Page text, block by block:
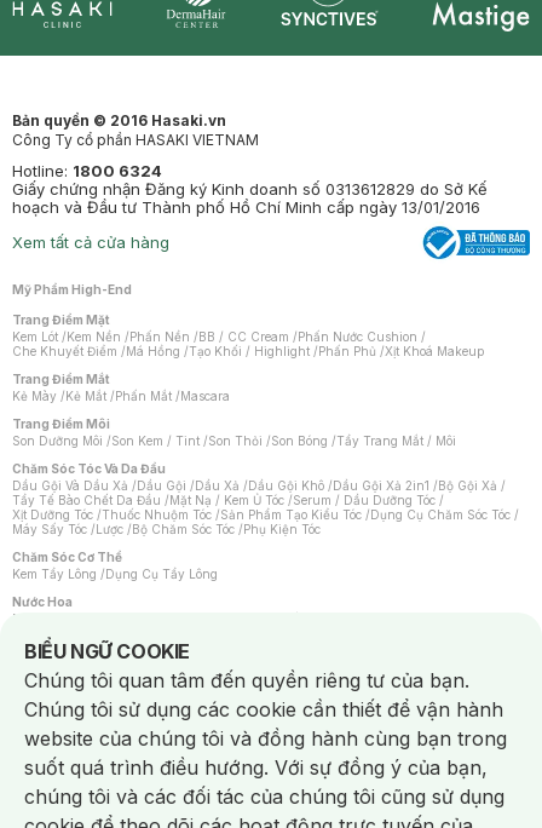
Bản quyền © 2016 Hasaki.vn
Công Ty cổ phần HASAKI VIETNAM
Hotline: 1800 6324
Giấy chứng nhận Đăng ký Kinh doanh số 0313612829 do Sở Kế
hoạch và Đầu tư Thành phố Hồ Chí Minh cấp ngày 13/01/2016
Xem tất cả cửa hàng
Mỹ Phẩm High-End
Trang Điểm Mặt
Kem Lót /Kem Nền /Phấn Nền /BB / CC Cream /Phấn Nước Cushion /
Che Khuyết Điểm /Má Hồng /Tạo Khối / Highlight /Phấn Phủ /Xịt Khoá Makeup
Trang Điểm Mắt
Kẻ Mày /Kẻ Mắt /Phấn Mắt /Mascara
Trang Điểm Môi
Son Dưỡng Môi /Son Kem / Tint /Son Thỏi /Son Bóng /Tẩy Trang Mắt / Môi
Chăm Sóc Tóc Và Da Đầu
Dầu Gội Và Dầu Xả /Dầu Gội /Dầu Xả /Dầu Gội Khô /Dầu Gội Xả 2in1 /Bộ Gội Xả /
Tẩy Tế Bào Chết Da Đầu /Mặt Nạ / Kem Ủ Tóc /Serum / Dầu Dưỡng Tóc /
Xịt Dưỡng Tóc /Thuốc Nhuộm Tóc /Sản Phẩm Tạo Kiểu Tóc /Dụng Cụ Chăm Sóc Tóc /
Máy Sấy Tóc /Lược /Bộ Chăm Sóc Tóc /Phụ Kiện Tóc
Chăm Sóc Cơ Thể
Kem Tẩy Lông /Dụng Cụ Tẩy Lông
Nước Hoa
Nước Hoa Nữ
Chăm Sóc Cá Nhân
Chống Muỗi /Khẩu Trang /Máy Massage/Mặt Nạ Xông Hơi /Nước Rửa Tay/
Sản Phẩm Chăm Sóc Khác /Bàn Chải Đánh Răng /Bàn Chải Điện/
Hỗ Trợ Trắng Răng/Kem Đánh Răng /Máy Tăm Nước/ Nước Súc Miệng/
Tăm / Chỉ Nha Khoa/ Xịt Thơm Miệng / Dung Dịch Vệ Sinh/Dưỡng Vùng Kín/
Khăn Ướt Vệ Sinh Vùng Kín/Băng Vệ Sinh/Tampon/Bọt Cạo Râu /Dao Cạo Râu/
Máy Cạo Râu
Vấn Đề Về Da
Da Dầu / Lỗ Chân Lông To/ Da Khô / Mất Nước/ Da Lão Hóa/ Da Mụn/
Da Nhạy Cảm / Kích Ứng
Da Xỉn Màu Thâm / Nám / Tàn Nhang
Quầng Thâm & Bọng Mắt /Sẹo /Viêm Da Cơ Địa
BIỂU NGỮ COOKIE
Notice about cookies usage
Chúng tôi quan tâm đến quyền riêng tư của bạn.
Chúng tôi sử dụng các cookie cần thiết để vận hành
website của chúng tôi và đồng hành cùng bạn trong
suốt quá trình điều hướng. Với sự đồng ý của bạn,
chúng tôi và các đối tác của chúng tôi cũng sử dụng